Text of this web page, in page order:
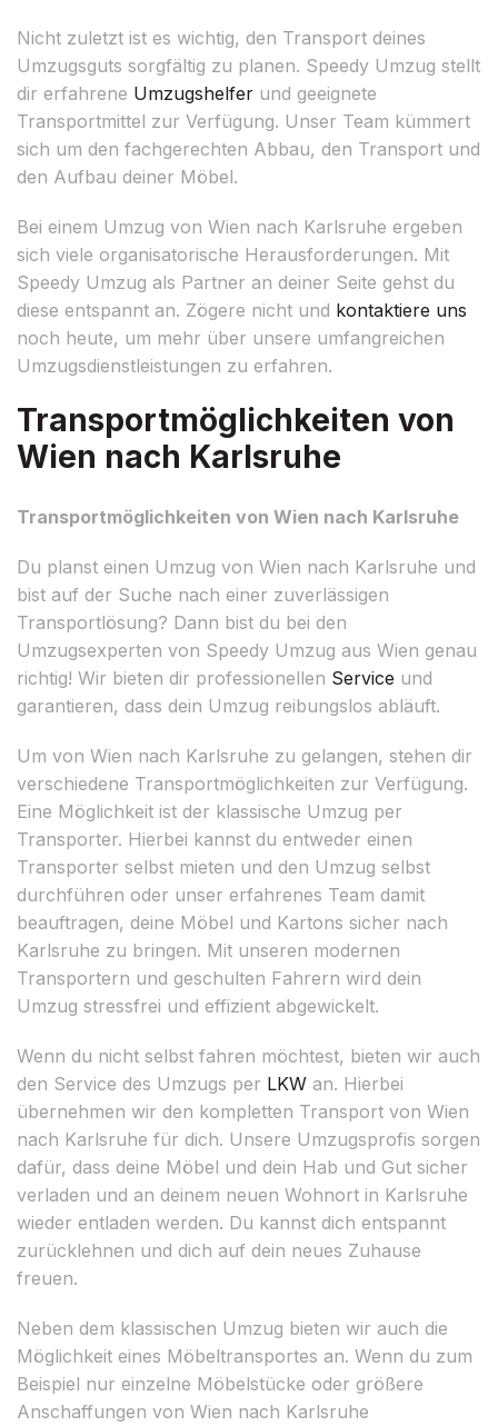
Nicht zuletzt ist es wichtig, den Transport deines
Umzugsguts sorgfältig zu planen. Speedy Umzug stellt
dir erfahrene Umzugshelfer und geeignete
Transportmittel zur Verfügung. Unser Team kümmert
sich um den fachgerechten Abbau, den Transport und
den Aufbau deiner Möbel.
Bei einem Umzug von Wien nach Karlsruhe ergeben
sich viele organisatorische Herausforderungen. Mit
Speedy Umzug als Partner an deiner Seite gehst du
diese entspannt an. Zögere nicht und kontaktiere uns
noch heute, um mehr über unsere umfangreichen
Umzugsdienstleistungen zu erfahren.
Transportmöglichkeiten von
Wien nach Karlsruhe
Transportmöglichkeiten von Wien nach Karlsruhe
Du planst einen Umzug von Wien nach Karlsruhe und
bist auf der Suche nach einer zuverlässigen
Transportlösung? Dann bist du bei den
Umzugsexperten von Speedy Umzug aus Wien genau
richtig! Wir bieten dir professionellen Service und
garantieren, dass dein Umzug reibungslos abläuft.
Um von Wien nach Karlsruhe zu gelangen, stehen dir
verschiedene Transportmöglichkeiten zur Verfügung.
Eine Möglichkeit ist der klassische Umzug per
Transporter. Hierbei kannst du entweder einen
Transporter selbst mieten und den Umzug selbst
durchführen oder unser erfahrenes Team damit
beauftragen, deine Möbel und Kartons sicher nach
Karlsruhe zu bringen. Mit unseren modernen
Transportern und geschulten Fahrern wird dein
Umzug stressfrei und effizient abgewickelt.
Wenn du nicht selbst fahren möchtest, bieten wir auch
den Service des Umzugs per LKW an. Hierbei
übernehmen wir den kompletten Transport von Wien
nach Karlsruhe für dich. Unsere Umzugsprofis sorgen
dafür, dass deine Möbel und dein Hab und Gut sicher
verladen und an deinem neuen Wohnort in Karlsruhe
wieder entladen werden. Du kannst dich entspannt
zurücklehnen und dich auf dein neues Zuhause
freuen.
Neben dem klassischen Umzug bieten wir auch die
Möglichkeit eines Möbeltransportes an. Wenn du zum
Beispiel nur einzelne Möbelstücke oder größere
Anschaffungen von Wien nach Karlsruhe